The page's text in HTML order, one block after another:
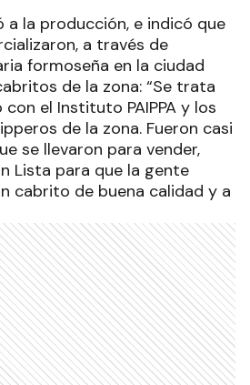
a la producción, e indicó que
a través de
formoseña en la ciudad
de la zona: “Se trata
el Instituto PAIPPA y los
de la zona. Fueron casi
se llevaron para vender,
Lista para que la gente
cabrito de buena calidad y a